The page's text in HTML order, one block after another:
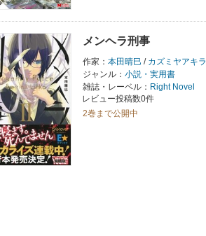
メンヘラ刑事
作家： 本田晴巳 / カズミヤアキラ
ジャンル： 小説・実用書
雑誌・レーベル： Right Novel
レビュー投稿数0件
2巻まで公開中